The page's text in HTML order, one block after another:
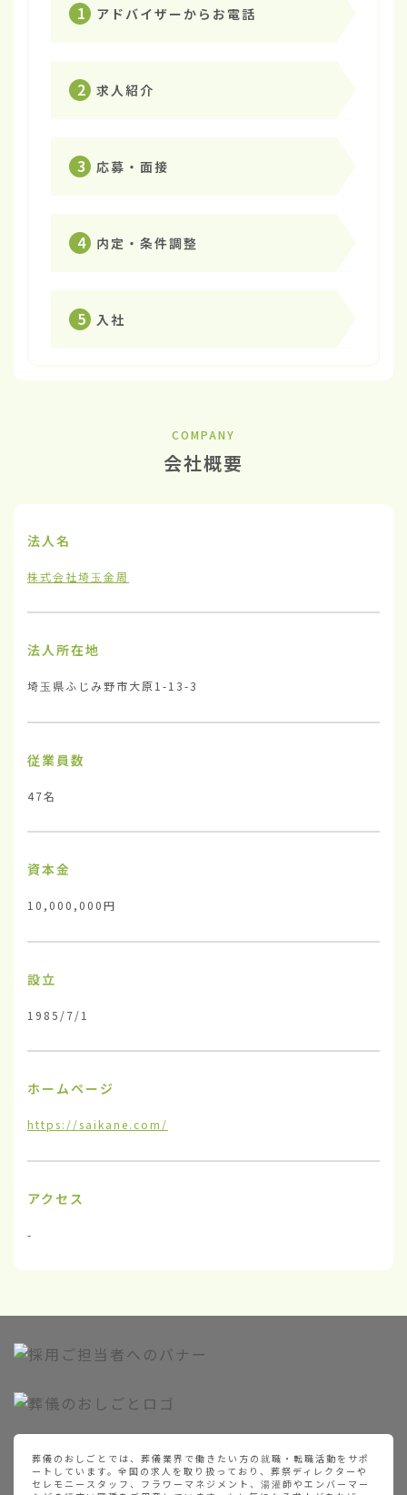
1 アドバイザーからお電話
2 求人紹介
3 応募・面接
4 内定・条件調整
5 入社
COMPANY
会社概要
法人名
株式会社埼玉金周
法人所在地
埼玉県ふじみ野市大原1-13-3
従業員数
47名
資本金
10,000,000円
設立
1985/7/1
ホームページ
https://saikane.com/
アクセス
-
葬儀のおしごとでは、葬儀業界で働きたい方の就職・転職活動をサポ
ートしています。全国の求人を取り扱っており、葬祭ディレクターや
セレモニースタッフ、フラワーマネジメント、湯灌師やエンバーマー